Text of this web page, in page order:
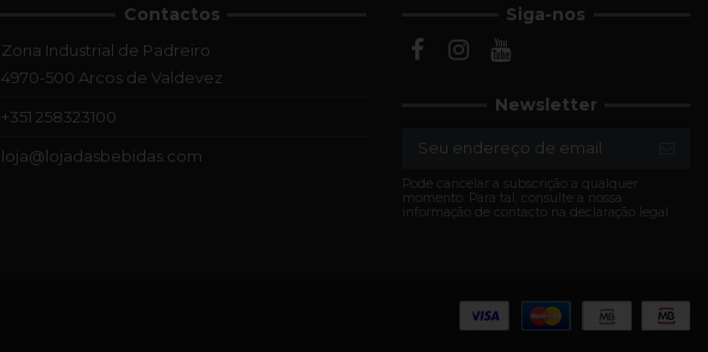
Contactos
Zona Industrial de Padreiro
4970-500 Arcos de Valdevez
+351 258323100
loja@lojadasbebidas.com
Siga-nos
Newsletter
Pode cancelar a subscrição a qualquer
momento. Para tal, consulte a nossa
informação de contacto na declaração legal.